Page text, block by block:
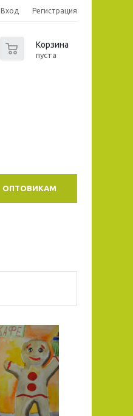
Вход Регистрация
Корзина
пуста
ОПТОВИКАМ